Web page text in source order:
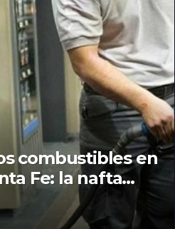
combustibles en
Fe: la nafta
$2.100 y llenar el
de $94.000